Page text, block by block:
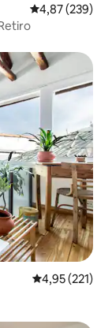
Évaluation
4,87 (239)
Évaluation
4,95 (221)